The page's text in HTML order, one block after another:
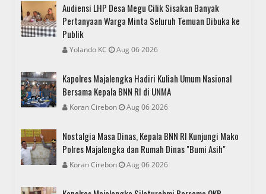
Audiensi LHP Desa Megu Cilik Sisakan Banyak
Pertanyaan Warga Minta Seluruh Temuan Dibuka ke
Publik
Yolando KC Aug 06 2026
Kapolres Majalengka Hadiri Kuliah Umum Nasional
Bersama Kepala BNN RI di UNMA
Koran Cirebon Aug 06 2026
Nostalgia Masa Dinas, Kepala BNN RI Kunjungi Mako
Polres Majalengka dan Rumah Dinas "Bumi Asih"
Koran Cirebon Aug 06 2026